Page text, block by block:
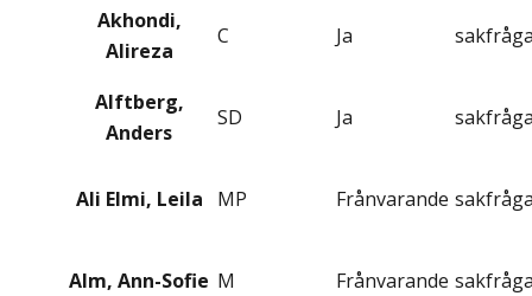
Akhondi,
Alireza
C Ja
Alftberg,
Anders
SD Ja
Ali Elmi, Leila MP Frånvarande
Alm, Ann-Sofie M Frånvarande